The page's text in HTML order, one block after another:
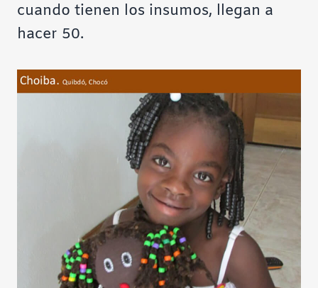
cuando tienen los insumos, llegan a
hacer 50.